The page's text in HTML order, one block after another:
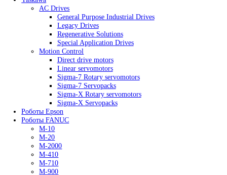
Газовый электромагнитный клапан Siemens
Сервопривод Siemens SKP
Сервопривод Siemens SQM
Сервопривод Siemens SQN
Yaskawa
AC Drives
General Purpose Industrial Drives
Legacy Drives
Regenerative Solutions
Special Application Drives
Motion Control
Direct drive motors